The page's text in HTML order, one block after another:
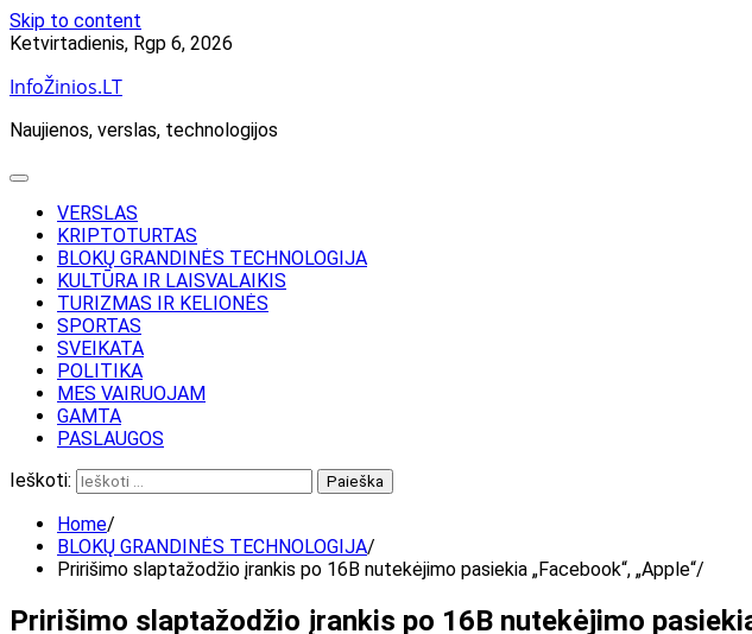
Skip to content
Ketvirtadienis, Rgp 6, 2026
InfoŽinios.LT
Naujienos, verslas, technologijos
VERSLAS
KRIPTOTURTAS
BLOKŲ GRANDINĖS TECHNOLOGIJA
KULTŪRA IR LAISVALAIKIS
TURIZMAS IR KELIONĖS
SPORTAS
SVEIKATA
POLITIKA
MES VAIRUOJAM
GAMTA
PASLAUGOS
Ieškoti:
Home
BLOKŲ GRANDINĖS TECHNOLOGIJA
Pririšimo slaptažodžio įrankis po 16B nutekėjimo pasiekia „Facebook“, „Apple“
Pririšimo slaptažodžio įrankis po 16B nutekėjimo